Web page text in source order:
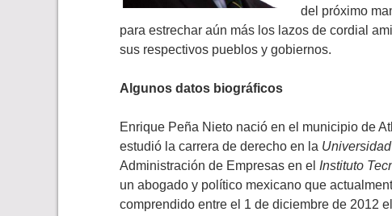
del próximo
para estrechar aún más los lazos de cordial
sus respectivos pueblos y gobiernos.
Algunos datos biográficos
Enrique Peña Nieto nació en el municipio de
estudió la carrera de derecho en la
Administración de Empresas en el Instituto
un abogado y político mexicano que
comprendido entre el 1 de diciembre de 2012